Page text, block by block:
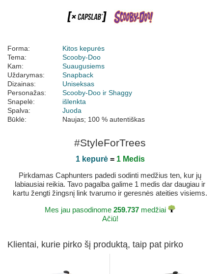
Forma:
Kitos kepurės
Tema:
Scooby-Doo
Kam:
Suaugusiems
Uždarymas:
Snapback
Dizainas:
Uniseksas
Personažas:
Scooby-Doo ir Shaggy
Snapelė:
išlenkta
Spalva:
Juoda
Būklė:
Naujas; 100 % autentiškas
#StyleForTrees
1 kepurė= 1 Medis
Pirkdamas Caphunters padedi sodinti medžius ten, kur jų
labiausiai reikia. Tavo pagalba galime 1 medis dar daugiau ir
kartu žengti žingsnį link tvarumo ir geresnės ateities visiems.
Mes jau pasodinome 259.737 medžiai
Ačiū!
Klientai, kurie pirko šį produktą, taip pat pirko